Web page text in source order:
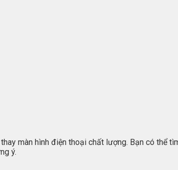
màn hình điện thoại chất lượng. Bạn có thể
ý.